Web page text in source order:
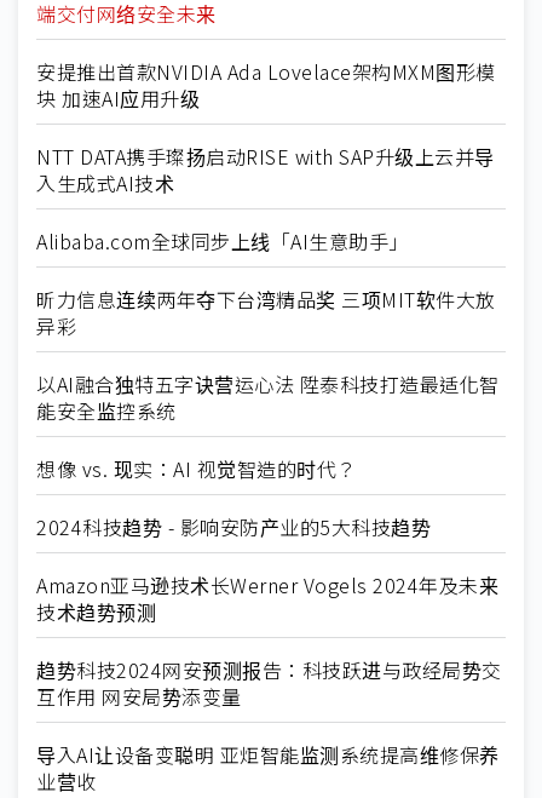
端交付网络安全未来
安提推出首款NVIDIA Ada Lovelace架构MXM图形模
块 加速AI应用升级
NTT DATA携手璨扬启动RISE with SAP升级上云并导
入生成式AI技术
Alibaba.com全球同步上线「AI生意助手」
昕力信息连续两年夺下台湾精品奖 三项MIT软件大放
异彩
以AI融合独特五字诀营运心法 陞泰科技打造最适化智
能安全监控系统
想像 vs. 现实：AI 视觉智造的时代？
2024科技趋势 - 影响安防产业的5大科技趋势
Amazon亚马逊技术长Werner Vogels 2024年及未来
技术趋势预测
趋势科技2024网安预测报告：科技跃进与政经局势交
互作用 网安局势添变量
导入AI让设备变聪明 亚炬智能监测系统提高维修保养
业营收